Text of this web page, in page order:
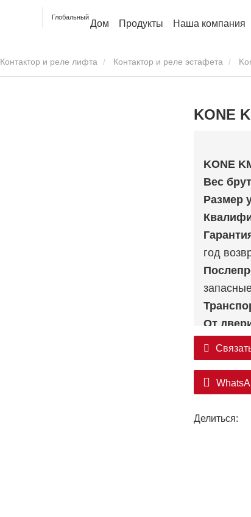
Глобальный
Дом Продукты Наша компания
Контактор и реле лифта Контактор и реле эстафета
KONE
KONE
Вес
Размер
год
От
Южная
Мексика.
Делиться: